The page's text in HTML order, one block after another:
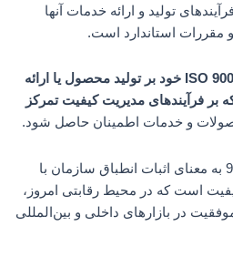
تولید و ارائه خدمات آنها
مقررات استاندارد است.
ISO 9001 خود بر تولید محصول یا ارائه
بر فرآیندهای مدیریت کیفیت تمرکز
و خدمات اطمینان حاصل شود.
دریافت گواهینامه ایزو 9001 به معنای اثبات انطباق سازمان با
است که در محیط رقابتی امروز،
در بازارهای داخلی و بین‌المللی